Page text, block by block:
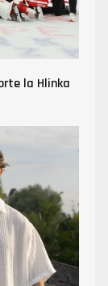
la Hlinka